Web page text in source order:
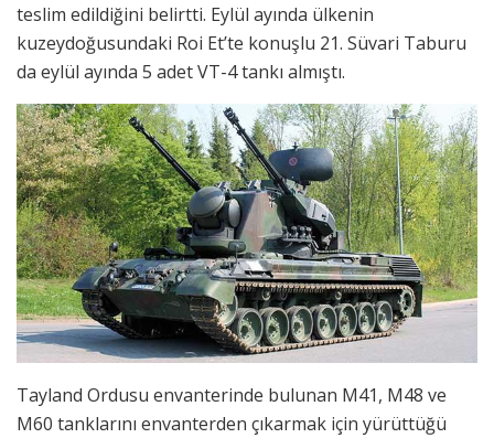
teslim edildiğini belirtti. Eylül ayında ülkenin
kuzeydoğusundaki Roi Et’te konuşlu 21. Süvari Taburu
da eylül ayında 5 adet VT-4 tankı almıştı.
Tayland Ordusu envanterinde bulunan M41, M48 ve
M60 tanklarını envanterden çıkarmak için yürüttüğü